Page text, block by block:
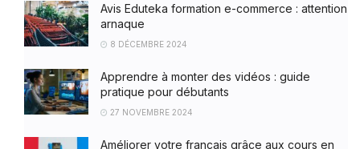
Avis Eduteka formation e-commerce : attention
arnaque
8 DÉCEMBRE 2024
Apprendre à monter des vidéos : guide
pratique pour débutants
27 NOVEMBRE 2024
Améliorer votre français grâce aux cours en